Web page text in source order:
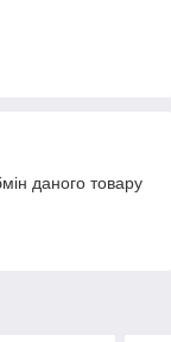
даного товару